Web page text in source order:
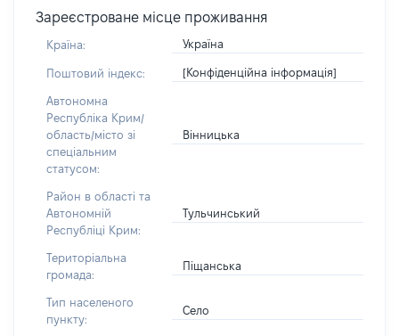
Зареєстроване місце проживання
Країна: Україна
Поштовий індекс: [Конфіденційна інформація]
Автономна
Республіка Крим/
область/місто зі
спеціальним
статусом:
Вінницька
Район в області та
Автономній
Республіці Крим:
Тульчинський
Територіальна
громада:
Піщанська
Тип населеного
пункту:
Село